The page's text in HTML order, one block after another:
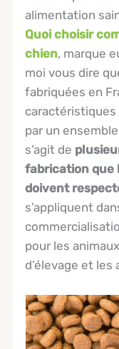
alimentation
Quoi choisir
chien, marque
moi vous dire
fabriquées en
caractéristiques
par un
s’agit de
fabrication que
doivent
s’appliquent
pour les
d’élevage et les